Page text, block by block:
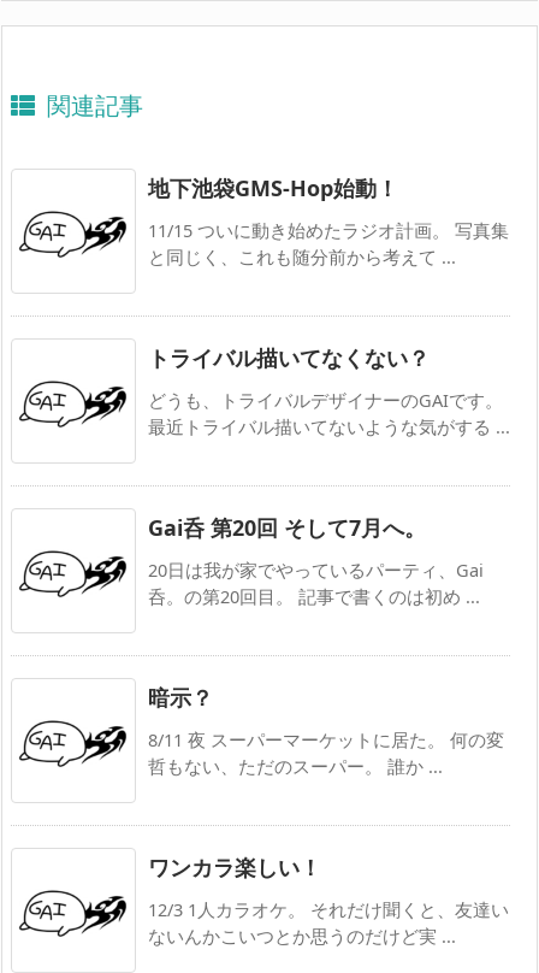
関連記事
地下池袋GMS-Hop始動！
11/15 ついに動き始めたラジオ計画。 写真集
と同じく、これも随分前から考えて ...
トライバル描いてなくない？
どうも、トライバルデザイナーのGAIです。
最近トライバル描いてないような気がする ...
Gai呑 第20回 そして7月へ。
20日は我が家でやっているパーティ、Gai
呑。の第20回目。 記事で書くのは初め ...
暗示？
8/11 夜 スーパーマーケットに居た。 何の変
哲もない、ただのスーパー。 誰か ...
ワンカラ楽しい！
12/3 1人カラオケ。 それだけ聞くと、友達い
ないんかこいつとか思うのだけど実 ...